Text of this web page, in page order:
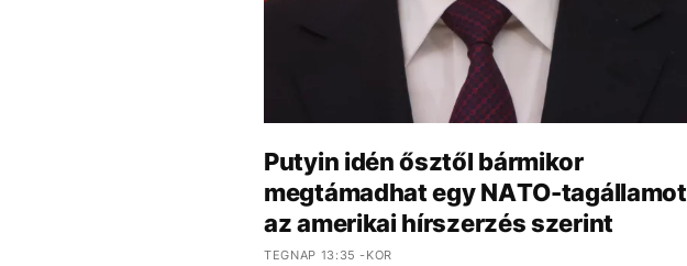
Putyin idén ősztől bármikor
megtámadhat egy NATO-tagállamot
az amerikai hírszerzés szerint
TEGNAP 13:35 -KOR